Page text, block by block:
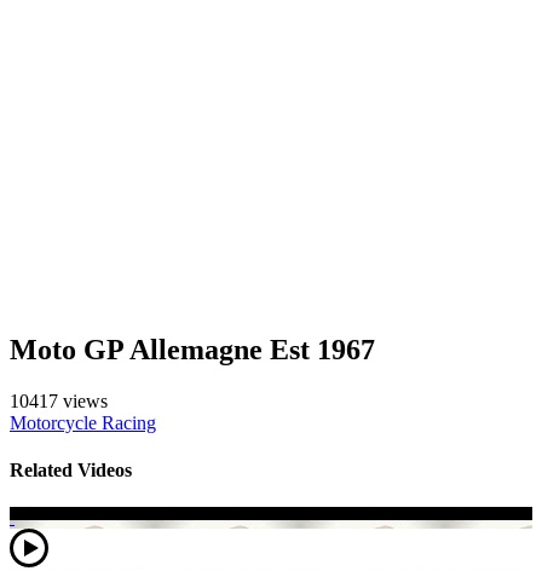
Moto GP Allemagne Est 1967
10417 views
Motorcycle Racing
Related Videos